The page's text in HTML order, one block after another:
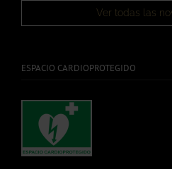
Ver todas las
ESPACIO CARDIOPROTEGIDO